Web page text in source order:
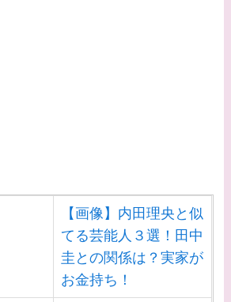
【画像】内田理央と似
てる芸能人３選！田中
圭との関係は？実家が
お金持ち！